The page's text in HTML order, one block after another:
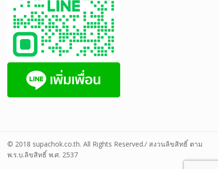
© 2018 supachok.co.th. All Rights Reserved./ สงวนลิขสิทธิ์ ตาม
พ.ร.บ.ลิขสิทธิ์ พ.ศ. 2537